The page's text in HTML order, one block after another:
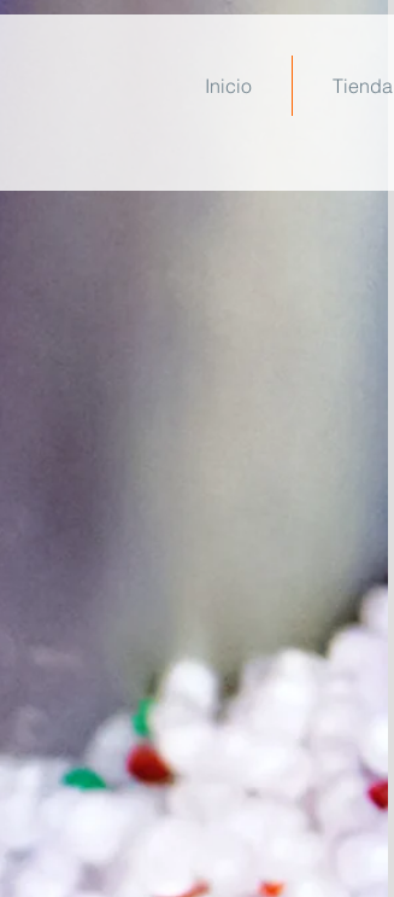
Inicio Tienda